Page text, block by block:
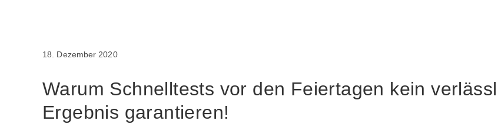
18. Dezember 2020
Warum Schnelltests vor den Feiertagen kein
Ergebnis garantieren!